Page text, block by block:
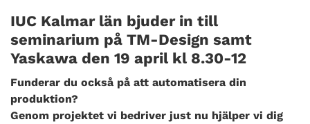
IUC Kalmar län bjuder in till
seminarium på TM-Design samt
Yaskawa den 19 april kl 8.30-12
Funderar du också på att automatisera din
produktion?
Genom projektet vi bedriver just nu hjälper vi dig